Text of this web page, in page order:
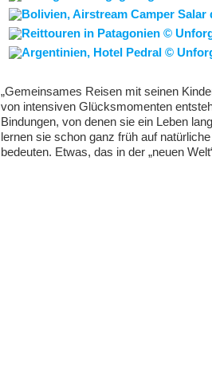
„Gemeinsames Reisen mit seinen
von intensiven Glücksmomenten
Bindungen, von denen sie ein Leben
lernen sie schon ganz früh auf
bedeuten. Etwas, das in der „neuen